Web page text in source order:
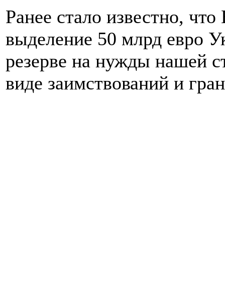
Ранее стало известно,
выделение 50 млрд евро
резерве на нужды нашей
виде заимствований и